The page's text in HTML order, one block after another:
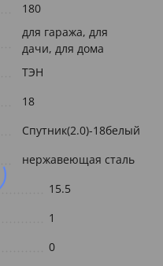
180
для гаража, для
дачи, для дома
ТЭН
18
Спутник(2.0)-18белый
нержавеющая сталь
15.5
1
0